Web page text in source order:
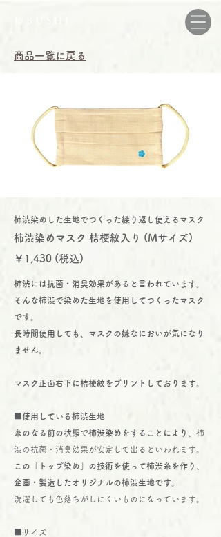
商品一覧に戻る
​柿渋染めした生地でつくった繰り返し使えるマスク
柿渋染めマスク 桔梗紋入り (Mサイズ)
￥1,430 (税込)
柿渋には抗菌・消臭効果があると言われています。
そんな柿渋で染めた生地を使用してつくったマスク
です。
長時間使用しても、マスクの嫌なにおいが気になり
ません。
マスク正面右下に桔梗紋をプリントしております。
■使用している柿渋生地
糸のなる前の状態で柿渋染めをすることにより、 柿
渋の抗菌・消臭効果が安定して出るといわれます。
この「トップ染め」の技術を使って柿渋糸を作り、
企画・製造したオリジナルの柿渋生地です。
洗濯しても色落ちがしにくいものになっています。
■サイズ